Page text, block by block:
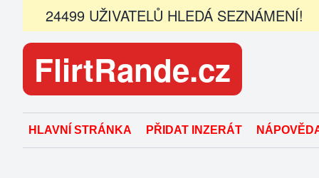
24499 UŽIVATELŮ HLEDÁ SEZNÁMENÍ!
FlirtRande.cz
HLAVNÍ STRÁNKA PŘIDAT INZERÁT